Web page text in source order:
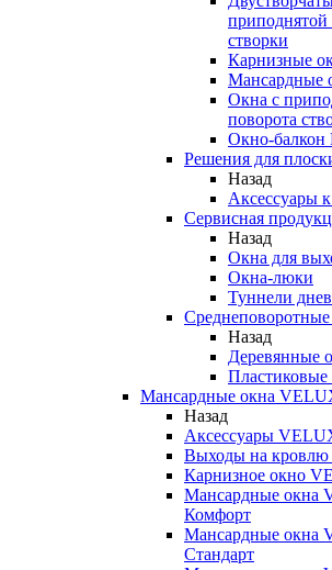
приподнятой
створки
Карнизные
Мансардные
Окна с
поворота
Окно-балкон
Решения для
Назад
Аксессуары
Сервисная
Назад
Окна для
Окна-люки
Туннели
Среднеповоротные
Назад
Деревянные
Пластиковые
Мансардные окна
Назад
Аксессуары
Выходы на
Карнизное окно
Мансардные окна
Комфорт
Мансардные окна
Стандарт